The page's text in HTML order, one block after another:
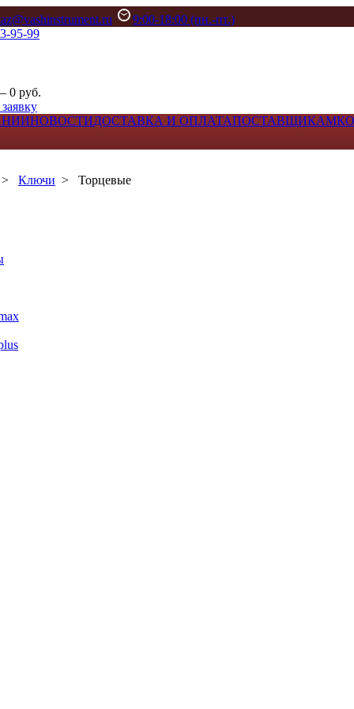
9:00-18:00 (пн.-пт.)
95-99
0 руб.
НОВОСТИДОСТАВКА И ОПЛАТАПОСТАВЩИКАМ
> Ключи > Торцевые